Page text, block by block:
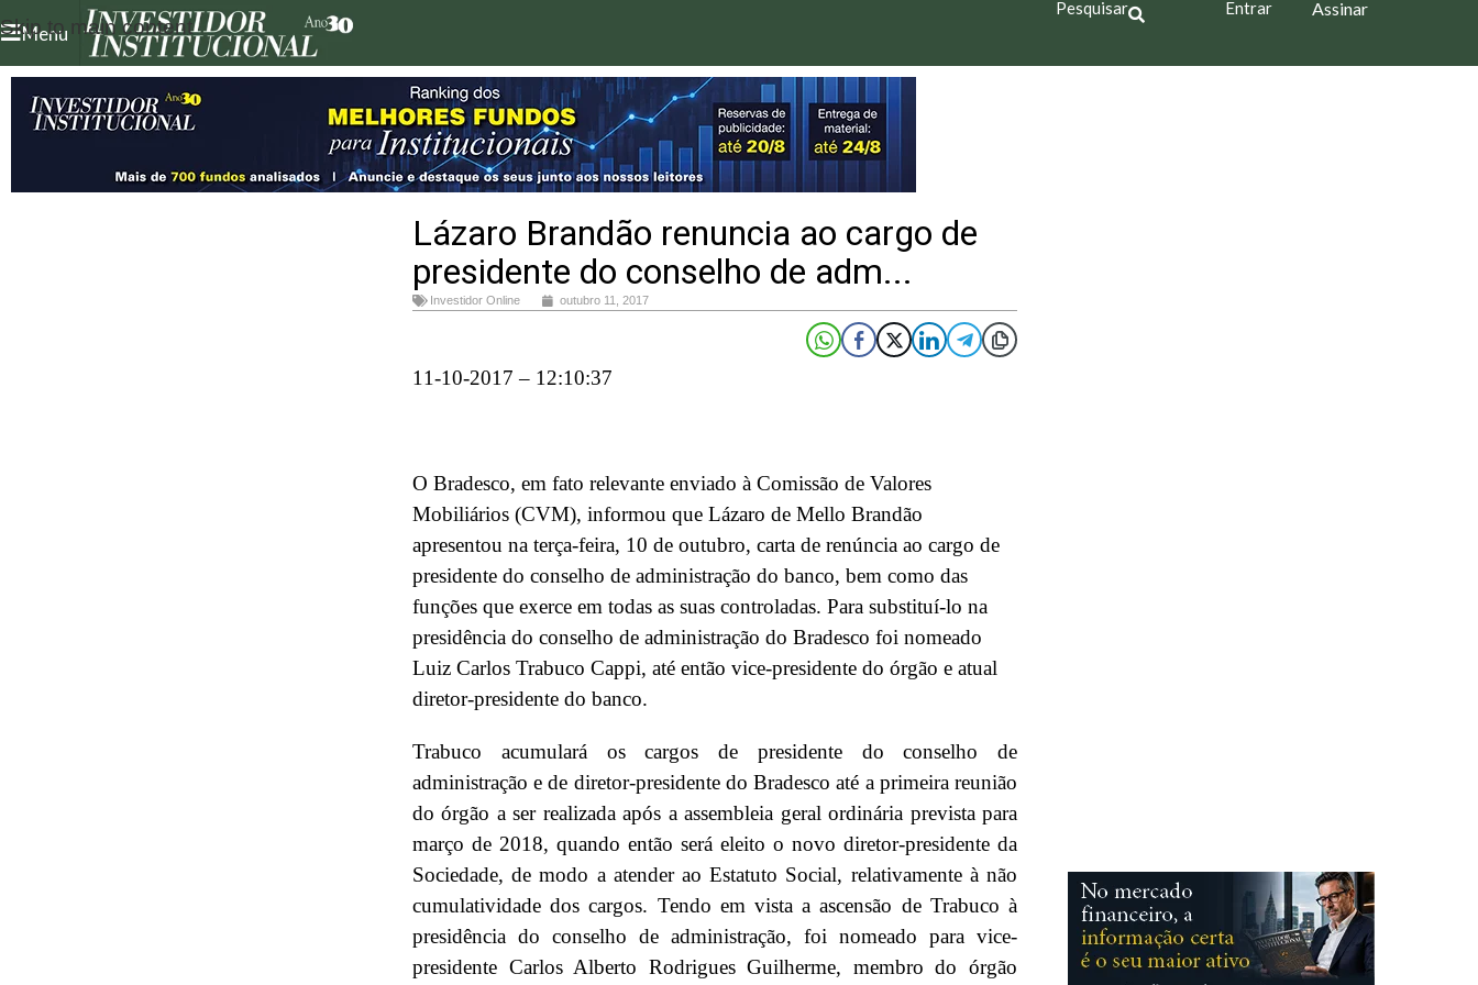
Skip to main content
Menu
Pesquisar Entrar Assinar
Lázaro Brandão renuncia ao cargo de
presidente do conselho de adm...
Investidor Online outubro 11, 2017
11-10-2017 – 12:10:37
O Bradesco, em fato relevante enviado à Comissão de Valores
Mobiliários (CVM), informou que Lázaro de Mello Brandão
apresentou na terça-feira, 10 de outubro, carta de renúncia ao cargo de
presidente do conselho de administração do banco, bem como das
funções que exerce em todas as suas controladas. Para substituí-lo na
presidência do conselho de administração do Bradesco foi nomeado
Luiz Carlos Trabuco Cappi, até então vice-presidente do órgão e atual
diretor-presidente do banco.
Trabuco acumulará os cargos de presidente do conselho de
administração e de diretor-presidente do Bradesco até a primeira reunião
do órgão a ser realizada após a assembleia geral ordinária prevista para
março de 2018, quando então será eleito o novo diretor-presidente da
Sociedade, de modo a atender ao Estatuto Social, relativamente à não
cumulatividade dos cargos. Tendo em vista a ascensão de Trabuco à
presidência do conselho de administração, foi nomeado para vice-
presidente Carlos Alberto Rodrigues Guilherme, membro do órgão